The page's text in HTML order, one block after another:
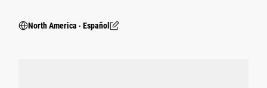
North America ‧ Español